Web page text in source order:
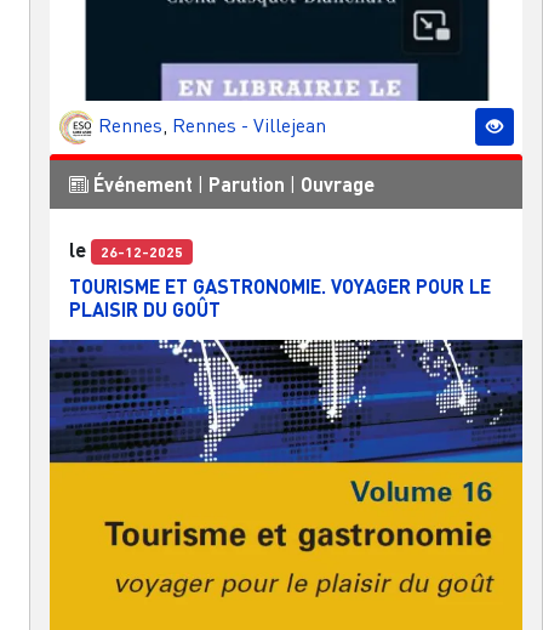
Rennes, Rennes - Villejean
Événement Parution Ouvrage
le 26-12-2025
TOURISME ET GASTRONOMIE. VOYAGER POUR LE
PLAISIR DU GOÛT